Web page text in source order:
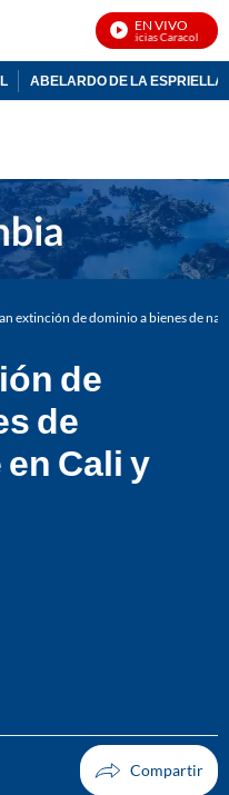
EN VIVO
Noticias Caracol En
ABELARDO DE LA ESPRIELLA
extinción de dominio a bienes de
de
de
Cali y